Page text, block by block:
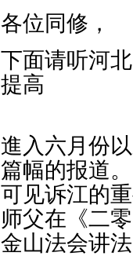
各位同修，
下面请听河
提高
進入六月份
篇幅的报道
可见诉江的
师父在《二
金山法会讲